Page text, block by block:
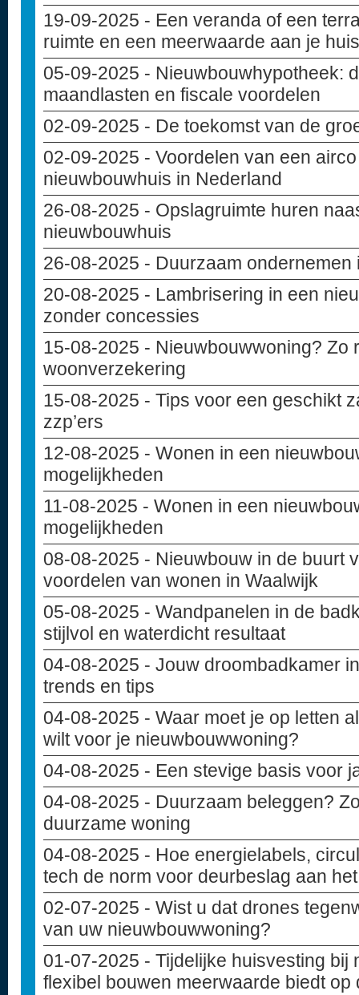
19-09-2025 - Een veranda of een
ruimte en een meerwaarde aan je huis
05-09-2025 - Nieuwbouwhypotheek:
maandlasten en fiscale voordelen
02-09-2025 - De toekomst van de
02-09-2025 - Voordelen van een
nieuwbouwhuis in Nederland
26-08-2025 - Opslagruimte huren
nieuwbouwhuis
26-08-2025 - Duurzaam
20-08-2025 - Lambrisering in een
zonder concessies
15-08-2025 - Nieuwbouwwoning? Zo
woonverzekering
15-08-2025 - Tips voor een geschikt
zzp’ers
12-08-2025 - Wonen in een
mogelijkheden
11-08-2025 - Wonen in een
mogelijkheden
08-08-2025 - Nieuwbouw in de buurt
voordelen van wonen in Waalwijk
05-08-2025 - Wandpanelen in de
stijlvol en waterdicht resultaat
04-08-2025 - Jouw droombadkamer
trends en tips
04-08-2025 - Waar moet je op letten
wilt voor je nieuwbouwwoning?
04-08-2025 - Een stevige basis voor
04-08-2025 - Duurzaam beleggen?
duurzame woning
04-08-2025 - Hoe energielabels,
tech de norm voor deurbeslag aan
02-07-2025 - Wist u dat drones
van uw nieuwbouwwoning?
01-07-2025 - Tijdelijke huisvesting bij
flexibel bouwen meerwaarde biedt op